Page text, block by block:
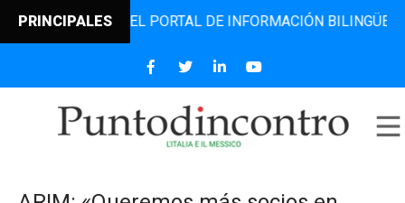
PRINCIPALESEL PORTAL DE INFORMACIÓN BILINGÜE QUE